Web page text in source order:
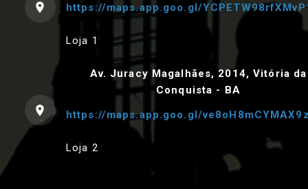
https://maps.app.goo.gl/
Loja 1
Av. Juracy Magalhães, 2014, Vitória da
Conquista - BA
https://maps.app.goo.gl/
Loja 2